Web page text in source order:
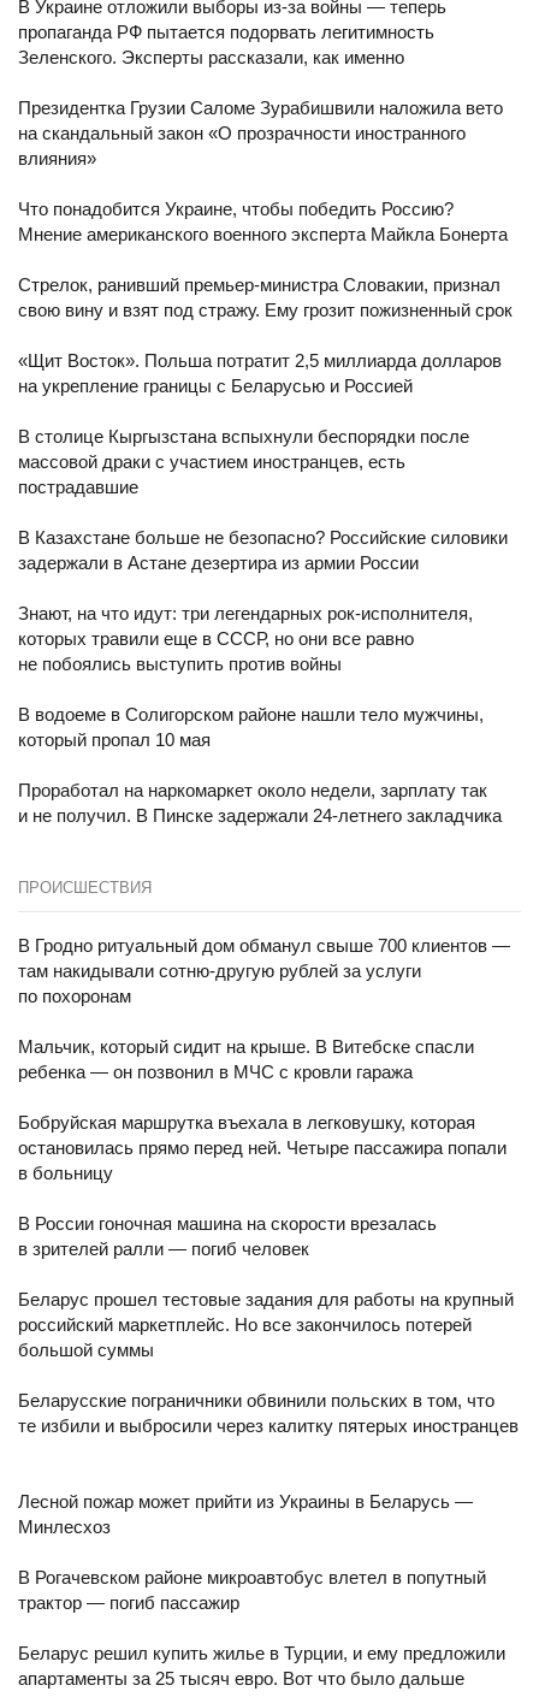
В Украине отложили выборы из-за войны — теперь
пропаганда РФ пытается подорвать легитимность
Зеленского. Эксперты рассказали, как именно
Президентка Грузии Саломе Зурабишвили наложила вето
на скандальный закон «О прозрачности иностранного
влияния»
Что понадобится Украине, чтобы победить Россию?
Мнение американского военного эксперта Майкла Бонерта
Стрелок, ранивший премьер-министра Словакии, признал
свою вину и взят под стражу. Ему грозит пожизненный срок
«Щит Восток». Польша потратит 2,5 миллиарда долларов
на укрепление границы с Беларусью и Россией
В столице Кыргызстана вспыхнули беспорядки после
массовой драки с участием иностранцев, есть
пострадавшие
В Казахстане больше не безопасно? Российские силовики
задержали в Астане дезертира из армии России
Знают, на что идут: три легендарных рок-исполнителя,
которых травили еще в СССР, но они все равно
не побоялись выступить против войны
В водоеме в Солигорском районе нашли тело мужчины,
который пропал 10 мая
Проработал на наркомаркет около недели, зарплату так
и не получил. В Пинске задержали 24-летнего закладчика
ПРОИСШЕСТВИЯ
В Гродно ритуальный дом обманул свыше 700 клиентов —
там накидывали сотню-другую рублей за услуги
по похоронам
Мальчик, который сидит на крыше. В Витебске спасли
ребенка — он позвонил в МЧС с кровли гаража
Бобруйская маршрутка въехала в легковушку, которая
остановилась прямо перед ней. Четыре пассажира попали
в больницу
В России гоночная машина на скорости врезалась
в зрителей ралли — погиб человек
Беларус прошел тестовые задания для работы на крупный
российский маркетплейс. Но все закончилось потерей
большой суммы
Беларусские пограничники обвинили польских в том, что
те избили и выбросили через калитку пятерых иностранцев
Лесной пожар может прийти из Украины в Беларусь —
Минлесхоз
В Рогачевском районе микроавтобус влетел в попутный
трактор — погиб пассажир
Беларус решил купить жилье в Турции, и ему предложили
апартаменты за 25 тысяч евро. Вот что было дальше